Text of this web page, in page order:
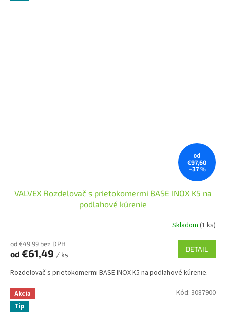
od
€97,60
–37 %
VALVEX Rozdelovač s prietokomermi BASE INOX K5 na
podlahové kúrenie
Skladom (1 ks)
od €49,99 bez DPH
od €61,49 / ks
DETAIL
Rozdelovač s prietokomermi BASE INOX K5 na podlahové kúrenie.
Akcia
Tip
Kód: 3087900